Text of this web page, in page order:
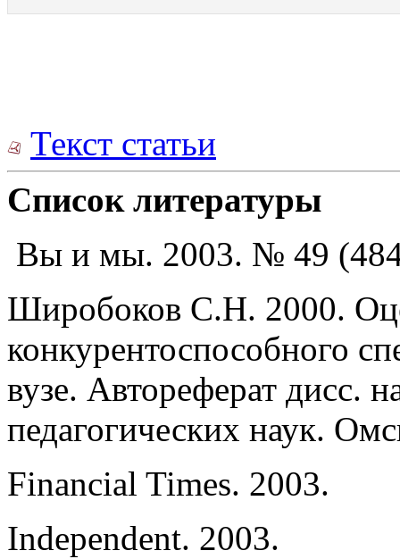
Текст статьи
Список литературы
Вы и мы. 2003. № 49
Широбоков С.Н. 2000.
конкурентоспособного
вузе. Автореферат дисс.
педагогических наук.
Financial Times. 2003.
Independent. 2003.